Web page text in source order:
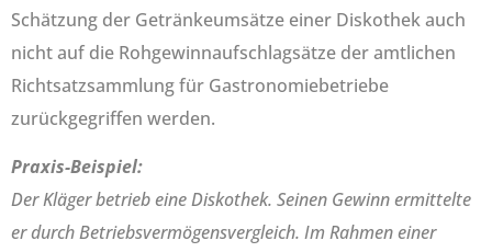
Schätzung der Getränkeumsätze einer Diskothek auch
nicht auf die Rohgewinnaufschlagsätze der amtlichen
Richtsatzsammlung für Gastronomiebetriebe
zurückgegriffen werden.
Praxis-Beispiel:
Der Kläger betrieb eine Diskothek. Seinen Gewinn ermittelte
er durch Betriebsvermögensvergleich. Im Rahmen einer